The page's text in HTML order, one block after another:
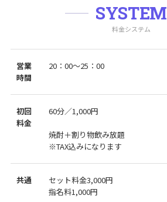
SYSTEM
料金システム
営業
時間
20：00～25：00
初回
料金
60分／1,000円
焼酎＋割り物飲み放題
※TAX込みになります
共通
セット料金3,000円
指名料1,000円